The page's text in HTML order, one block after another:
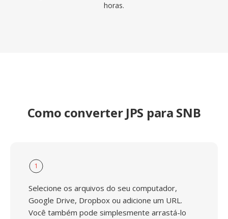
horas.
Como converter JPS para SNB
1
Selecione os arquivos do seu computador,
Google Drive, Dropbox ou adicione um URL.
Você também pode simplesmente arrastá-lo